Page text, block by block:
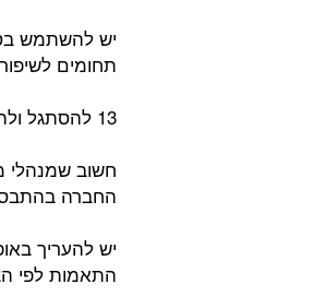
יש להשתמש
תחומים
13 להסתגל ולהתפתח:
חשוב שמנהלי
החברה
יש להעריך
התאמות לפי